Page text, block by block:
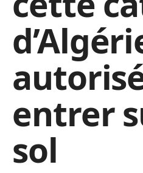
entrer
sol